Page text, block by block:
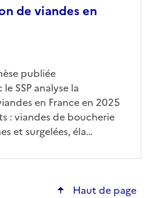
de viandes en
publiée
SSP analyse la
en France en 2025
: viandes de boucherie
et surgelées, éla…
Haut de page